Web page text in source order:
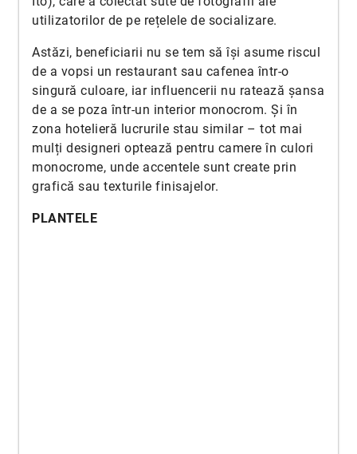
utilizatorilor de pe rețelele de socializare.
Astăzi, beneficiarii nu se tem să își asume riscul
de a vopsi un restaurant sau cafenea într-o
singură culoare, iar influencerii nu ratează șansa
de a se poza într-un interior monocrom. Și în
zona hotelieră lucrurile stau similar – tot mai
mulți designeri optează pentru camere în culori
monocrome, unde accentele sunt create prin
grafică sau texturile finisajelor.
PLANTELE